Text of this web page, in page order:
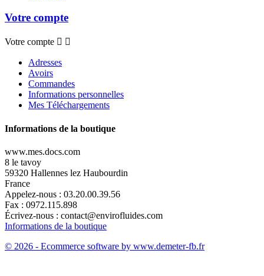
Votre compte
Votre compte  
Adresses
Avoirs
Commandes
Informations personnelles
Mes Téléchargements
Informations de la boutique
www.mes.docs.com
8 le tavoy
59320 Hallennes lez Haubourdin
France
Appelez-nous : 03.20.00.39.56
Fax : 0972.115.898
Écrivez-nous : contact@envirofluides.com
Informations de la boutique
© 2026 - Ecommerce software by www.demeter-fb.fr